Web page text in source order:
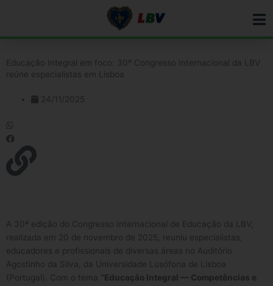
Educação Integral em foco: 30º Congresso Internacional da LBV
reúne especialistas em Lisboa
24/11/2025
A 30ª edição do Congresso Internacional de Educação da LBV,
realizada em 20 de novembro de 2025, reuniu especialistas,
educadores e profissionais de diversas áreas no Auditório
Agostinho da Silva, da Universidade Lusófona de Lisboa
(Portugal). Com o tema “Educação Integral — Competências e